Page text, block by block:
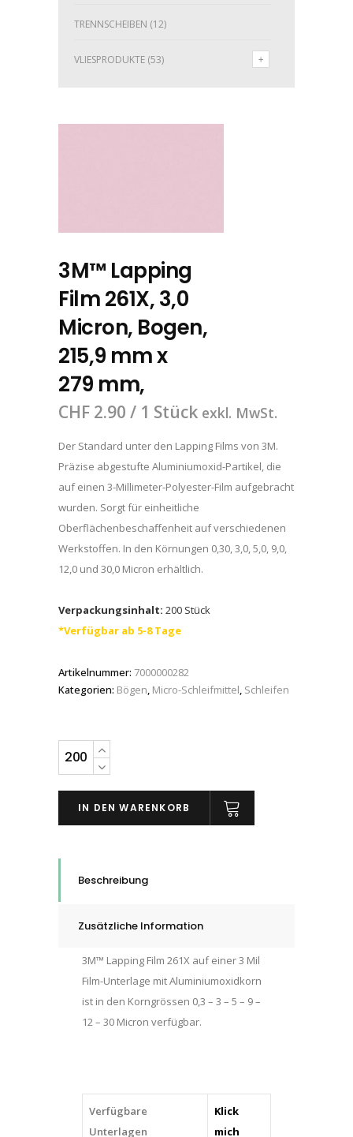
TRENNSCHEIBEN (12)
VLIESPRODUKTE (53)
3M™ Lapping
Film 261X, 3,0
Micron, Bogen,
215,9 mm x
279 mm,
CHF 2.90 / 1 Stück exkl. MwSt.
Der Standard unter den Lapping Films von 3M.
Präzise abgestufte Aluminiumoxid-Partikel, die
auf einen 3-Millimeter-Polyester-Film aufgebracht
wurden. Sorgt für einheitliche
Oberflächenbeschaffenheit auf verschiedenen
Werkstoffen. In den Körnungen 0,30, 3,0, 5,0, 9,0,
12,0 und 30,0 Micron erhältlich.
Verpackungsinhalt: 200 Stück
*Verfügbar ab 5-8 Tage
Artikelnummer: 7000000282
Kategorien: Bögen, Micro-Schleifmittel, Schleifen
3M™
Film
261X,
279 mm,
quantity
IN DEN WARENKORB
Beschreibung
Zusätzliche Information
3M™ Lapping Film 261X auf einer 3 Mil
Film-Unterlage mit Aluminiumoxidkorn
ist in den Korngrössen 0,3 – 3 – 5 – 9 –
12 – 30 Micron verfügbar.
Verfügbare
Unterlagen
Klick
mich